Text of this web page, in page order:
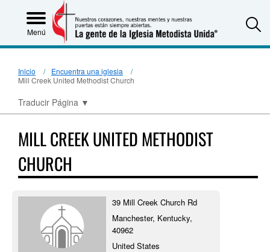
Menú
Inicio
Encuentra una iglesia
Mill Creek United Methodist Church
Traducir Página ▼
MILL CREEK UNITED METHODIST
CHURCH
39 Mill Creek Church Rd
Manchester, Kentucky,
40962
United States